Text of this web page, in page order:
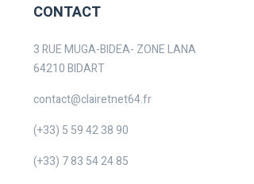
CONTACT
3 RUE MUGA-BIDEA- ZONE LANA
64210 BIDART
contact@clairetnet64.fr
(+33) 5 59 42 38 90
(+33) 7 83 54 24 85